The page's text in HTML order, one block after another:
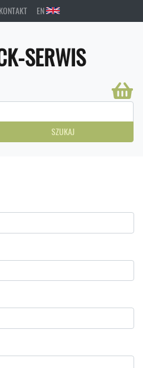
KONTAKT EN
SERWIS
SZUKAJ